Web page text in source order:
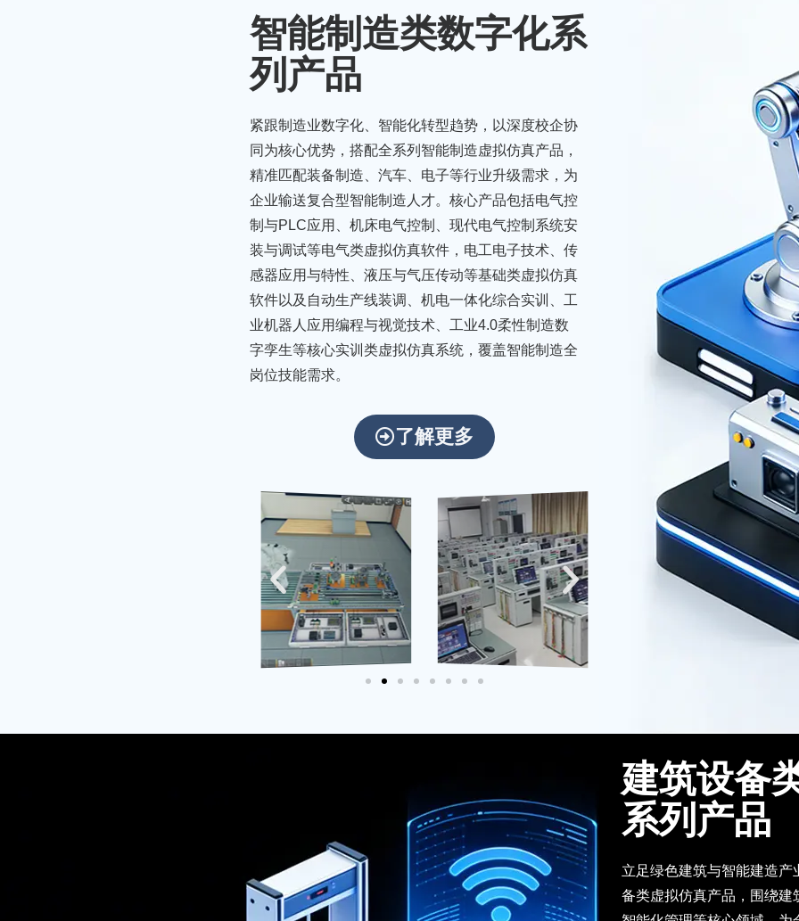
骏马疾驰
启新程！
新春伊始，万象更新。2026年2月
24日 起全面恢复正常运营。期待在
新的一年里与广大客户携手共进，共
创辉煌！
智能制造类数字化系
列产品
紧跟制造业数字化、智能化转型趋势，以深度校企协
同为核心优势，搭配全系列智能制造虚拟仿真产品，
精准匹配装备制造、汽车、电子等行业升级需求，为
企业输送复合型智能制造人才。核心产品包括电气控
制与PLC应用、机床电气控制、现代电气控制系统安
装与调试等电气类虚拟仿真软件，电工电子技术、传
感器应用与特性、液压与气压传动等基础类虚拟仿真
软件以及自动生产线装调、机电一体化综合实训、工
业机器人应用编程与视觉技术、工业4.0柔性制造数
字孪生等核心实训类虚拟仿真系统，覆盖智能制造全
岗位技能需求。
了解更多
建筑设备
系列产品
立足绿色建筑与智能建造产
备类虚拟仿真产品，围绕建